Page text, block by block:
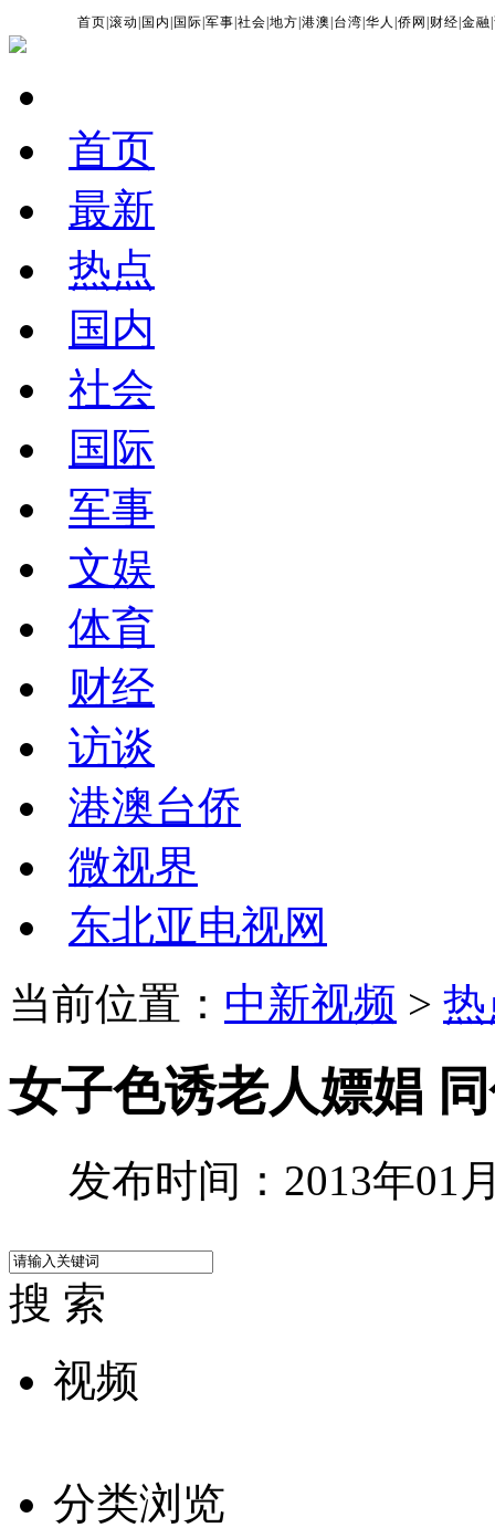
首页 |滚动 国内 国际 |军事 |社会 |地方 |港澳 台湾 |华人 |侨网 财经 |金融 |
首页
最新
热点
国内
社会
国际
军事
文娱
体育
财经
访谈
港澳台侨
微视界
东北亚电视网
当前位置： 中新视频 >
女子色诱老人嫖娼
发布时间：2013年01
搜 索
视频
分类浏览